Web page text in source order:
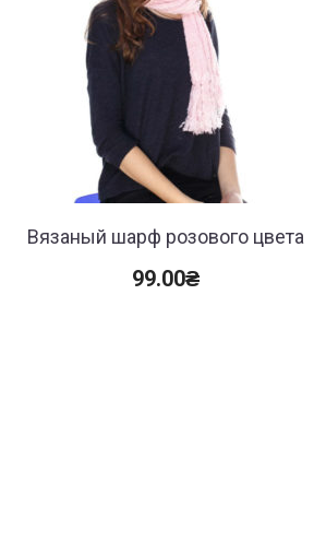
Вязаный шарф розового цвета
99.00₴